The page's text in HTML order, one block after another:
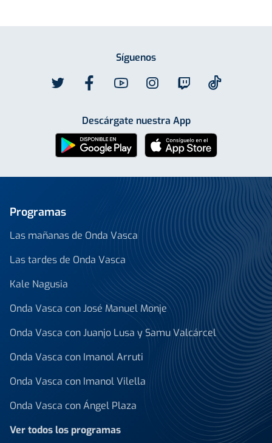
Síguenos
Descárgate nuestra App
Programas
Las mañanas de Onda Vasca
Las tardes de Onda Vasca
Kale Nagusia
Onda Vasca con José Manuel Monje
Onda Vasca con Juanjo Lusa y Samu Valcárcel
Onda Vasca con Imanol Arruti
Onda Vasca con Imanol Vilella
Onda Vasca con Ángel Plaza
Ver todos los programas